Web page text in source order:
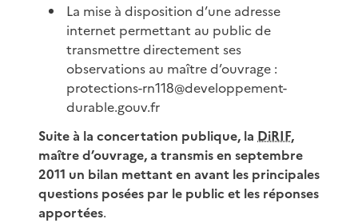
La mise à disposition d’une adresse
internet permettant au public de
transmettre directement ses
observations au maître d’ouvrage :
protections-rn118@developpement-
durable.gouv.fr
Suite à la concertation publique, la DiRIF,
maître d’ouvrage, a transmis en septembre
2011 un bilan mettant en avant les principales
questions posées par le public et les réponses
apportées.